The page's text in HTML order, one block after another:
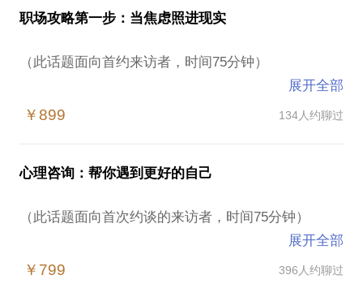
这句电影中的台词之所以被视为经典，我想很大程度
是因为这种无力无奈、绝望煎熬的状态正是越来越多
自己内在某些东西已经渐渐停止生长了；有人说自己
曾经期待的状态不应是现在这样的；有人说自己好像
总在等待着什么。
往来自更深层的不确定感。心理学视角下，我们定义
段，并且可能出现在人的任何年纪。理论上讲，它是
个体为了精神上的生存，无意中采取的保护机制，将
自我禁锢于意志退化或休眠中以达到内心的平衡。可
有时候，我们一不留神就会被深深的卡在其中而不自
职场攻略第一步：当焦虑照进现实
（此话题面向首约来访者，时间75分钟）
虑。
焦虑情绪很容易使人内心脆弱、情绪失控、理性崩
塌，更容易让很多人因做了“低智商”判断而出现后
从某种意义上说，“职场焦虑”的化解极为重要，职场
上需要被炼就的，的确是一种情商和态度。但是在有
展开全部
￥899 134人约聊过
心理咨询：帮你遇到更好的自己
（此话题面向首次约谈的来访者，时间75分钟）
习者、工作者、另一半、父母、儿女，那些角色中微
展开全部
￥799 396人约聊过